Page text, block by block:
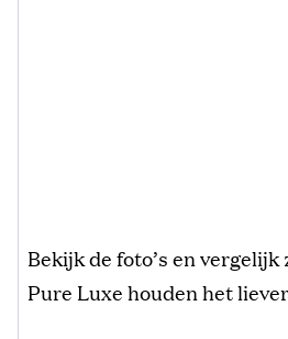
Bekijk de foto’s en vergelijk
Pure Luxe houden het